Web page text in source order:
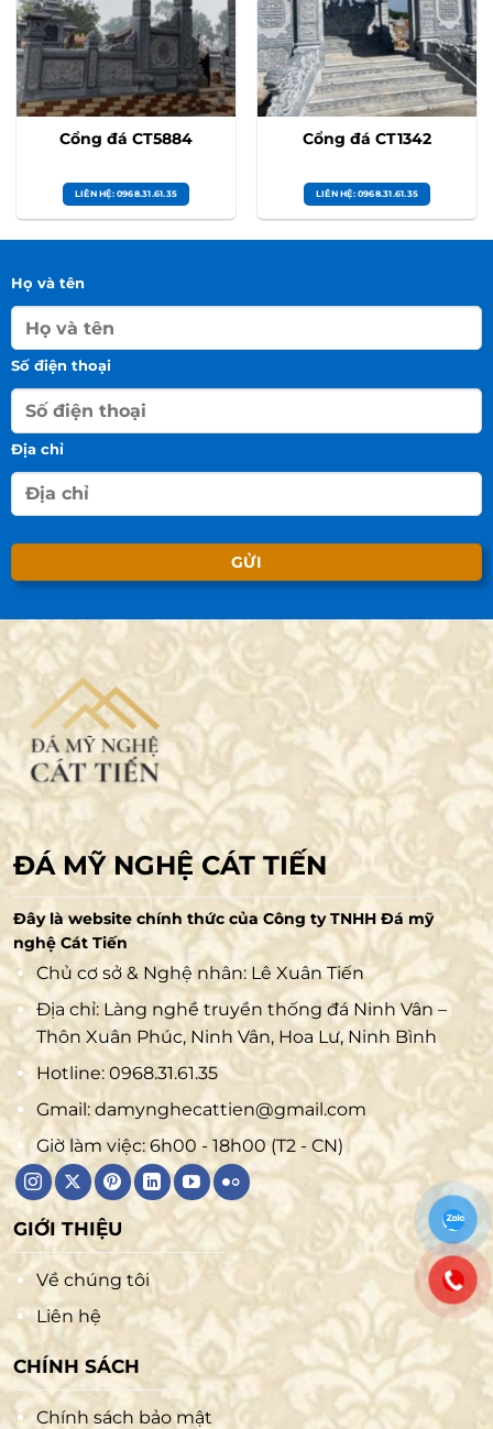
Cổng đá CT5884
LIÊN HỆ: 0968.31.61.35
Cổng đá CT1342
LIÊN HỆ: 0968.31.61.35
Họ và tên
Số điện thoại
Địa chỉ
ĐÁ MỸ NGHỆ CÁT TIẾN
Đây là website chính thức của Công ty TNHH Đá mỹ
nghệ Cát Tiến
Chủ cơ sở & Nghệ nhân: Lê Xuân Tiến
Địa chỉ: Làng nghề truyền thống đá Ninh Vân –
Thôn Xuân Phúc, Ninh Vân, Hoa Lư, Ninh Bình
Hotline: 0968.31.61.35
Gmail: damynghecattien@gmail.com
Giờ làm việc: 6h00 - 18h00 (T2 - CN)
GIỚI THIỆU
Về chúng tôi
Liên hệ
CHÍNH SÁCH
Chính sách bảo mật